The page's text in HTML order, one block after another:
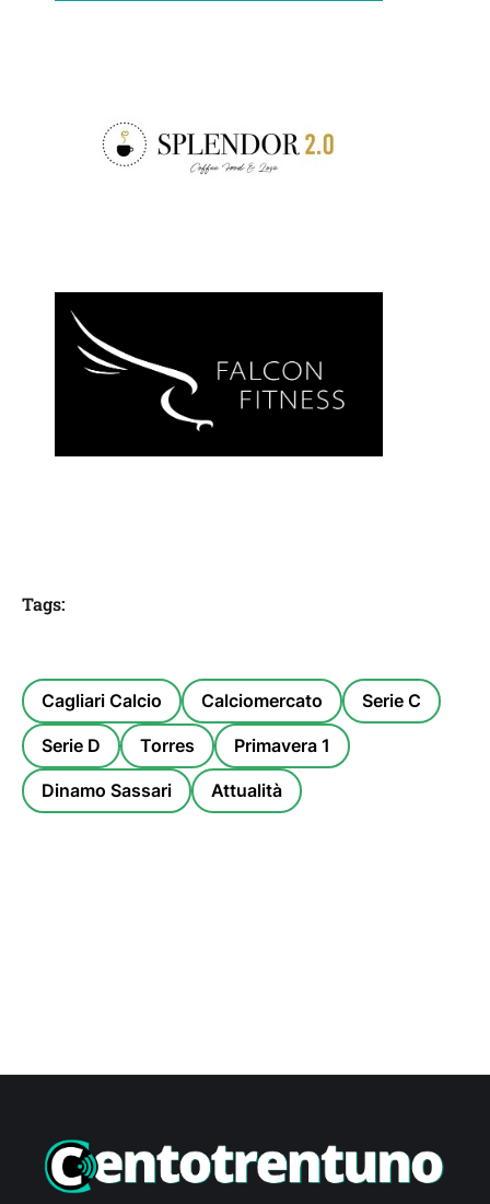
Tags:
Cagliari Calcio Calciomercato Serie C
Serie D Torres Primavera 1
Dinamo Sassari Attualità